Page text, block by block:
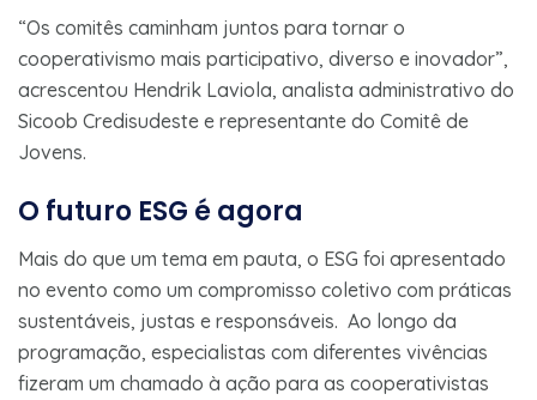
“Os comitês caminham juntos para tornar o
cooperativismo mais participativo, diverso e inovador”,
acrescentou Hendrik Laviola, analista administrativo do
Sicoob Credisudeste e representante do Comitê de
Jovens.
O futuro ESG é agora
Mais do que um tema em pauta, o ESG foi apresentado
no evento como um compromisso coletivo com práticas
sustentáveis, justas e responsáveis. Ao longo da
programação, especialistas com diferentes vivências
fizeram um chamado à ação para as cooperativistas